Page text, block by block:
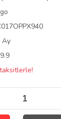
Ay